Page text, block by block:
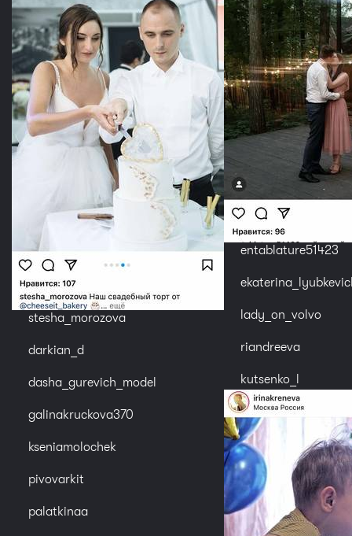
stesha_morozova
darkian_d
dasha_gurevich_model
galinakruckova370
kseniamolochek
pivovarkit
palatkinaa
entablature51423
lady_on_volvo
riandreeva
kutsenko_l